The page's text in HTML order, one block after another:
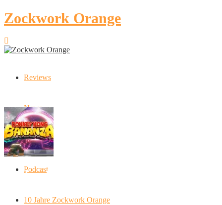
Zockwork Orange
Reviews
News
Artikel
Podcast
10 Jahre Zockwork Orange
Donkey Kong Bananza: “Ich mache alles